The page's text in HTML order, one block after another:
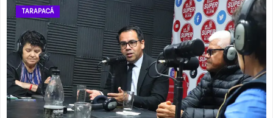
TARAPACÁ